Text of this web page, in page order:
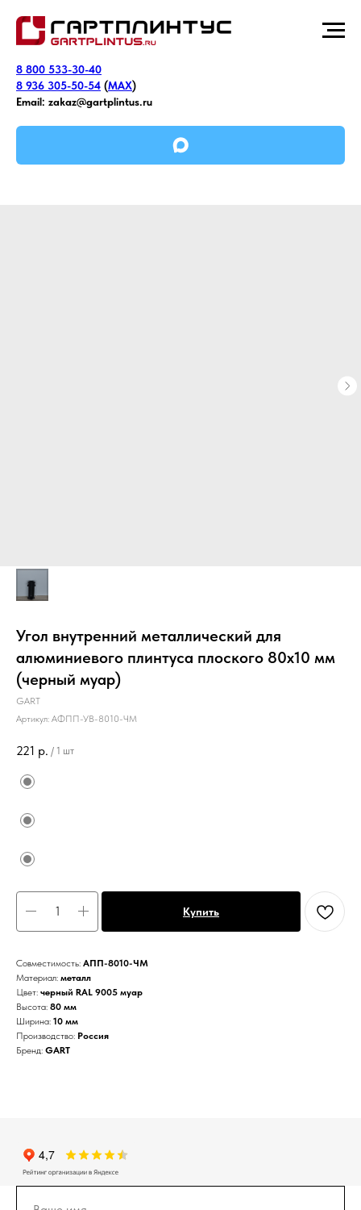
8 800 533-30-40
8 936 305-50-54 (MAX)
Email: zakaz@gartplintus.ru
Угол внутренний металлический для
алюминиевого плинтуса плоского 80х10 мм
(черный муар)
GART
Артикул: АФПП-УВ-8010-ЧМ
221 р. / 1 шт
Купить
Совместимость: АПП-8010-ЧМ
Материал: металл
Цвет: черный RAL 9005 муар
Высота: 80 мм
Ширина: 10 мм
Производство: Россия
Бренд: GART